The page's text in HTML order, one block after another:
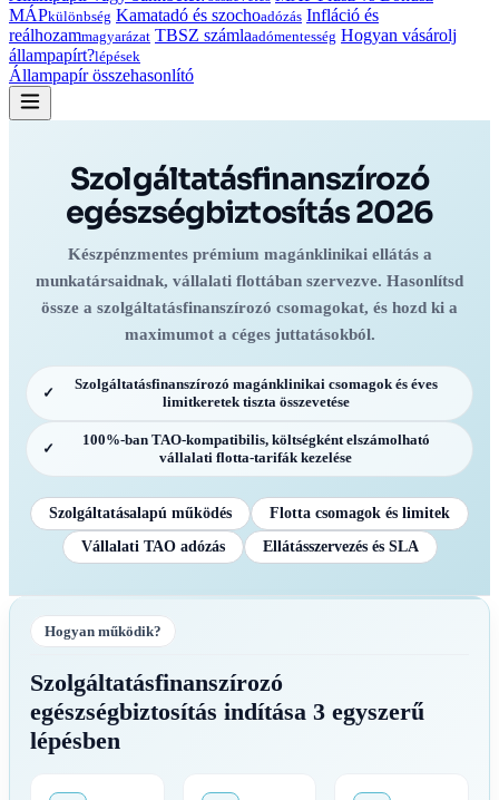
MÁPkülönbség Kamatadó és szochoadózás Infláció és
reálhozammagyarázat TBSZ számlaadómentesség Hogyan vásárolj
állampapírt?lépések
Állampapír összehasonlító
Szolgáltatásfinanszírozó
egészségbiztosítás 2026
Készpénzmentes prémium magánklinikai ellátás a
munkatársaidnak, vállalati flottában szervezve. Hasonlítsd
össze a szolgáltatásfinanszírozó csomagokat, és hozd ki a
maximumot a céges juttatásokból.
✓
Szolgáltatásfinanszírozó magánklinikai csomagok és éves
limitkeretek tiszta összevetése
✓
100%-ban TAO-kompatibilis, költségként elszámolható
vállalati flotta-tarifák kezelése
Szolgáltatásalapú működés
Flotta csomagok és limitek
Vállalati TAO adózás
Ellátásszervezés és SLA
Hogyan működik?
Szolgáltatásfinanszírozó
egészségbiztosítás indítása 3 egyszerű
lépésben